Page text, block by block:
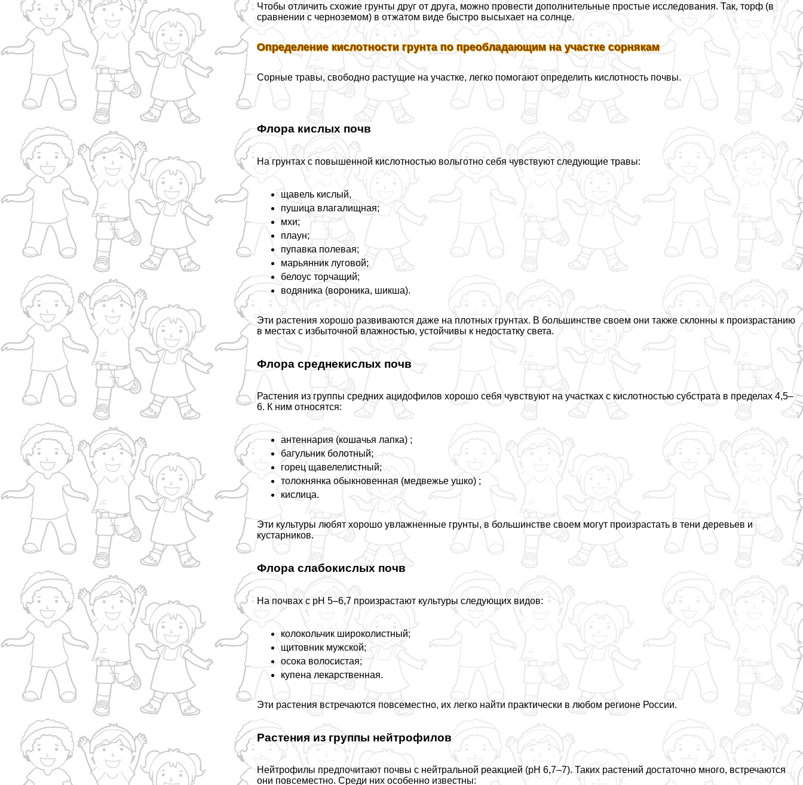
Чтобы отличить схожие грунты друг от друга, можно провести дополнительные простые исследования. Так, торф (в
сравнении с черноземом) в отжатом виде быстро высыхает на солнце.
Определение кислотности грунта по преобладающим на участке сорнякам
Сорные травы, свободно растущие на участке, легко помогают определить кислотность почвы.
Флора кислых почв
На грунтах с повышенной кислотностью вольготно себя чувствуют следующие травы:
щавель кислый,
пушица влагалищная;
мхи;
плаун;
пупавка полевая;
марьянник луговой;
белоус торчащий;
водяника (вороника, шикша).
Эти растения хорошо развиваются даже на плотных грунтах. В большинстве своем они также склонны к произрастанию
в местах с избыточной влажностью, устойчивы к недостатку света.
Флора среднекислых почв
Растения из группы средних ацидофилов хорошо себя чувствуют на участках с кислотностью субстрата в пределах 4,5–
6. К ним относятся:
антеннария (кошачья лапка) ;
багульник болотный;
горец щавелелистный;
толокнянка обыкновенная (медвежье ушко) ;
кислица.
Эти культуры любят хорошо увлажненные грунты, в большинстве своем могут произрастать в тени деревьев и
кустарников.
Флора слабокислых почв
На почвах с pH 5–6,7 произрастают культуры следующих видов:
колокольчик широколистный;
щитовник мужской;
осока волосистая;
купена лекарственная.
Эти растения встречаются повсеместно, их легко найти пpaктически в любом регионе России.
Растения из группы нейтрофилов
Нейтрофилы предпочитают почвы с нейтральной реакцией (pH 6,7–7). Таких растений достаточно много, встречаются
они повсеместно. Среди них особенно известны: